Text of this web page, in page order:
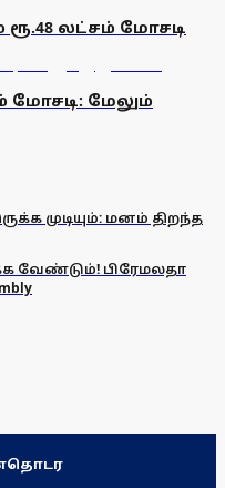
லட்சம் மோசடி
மேலும்
முடியும்: மனம் திறந்த
வேண்டும்! பிரேமலதா